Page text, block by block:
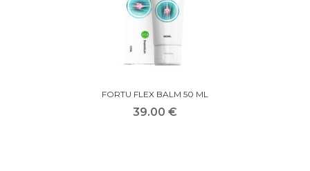
FORTU FLEX BALM 50 ML
39.00 €